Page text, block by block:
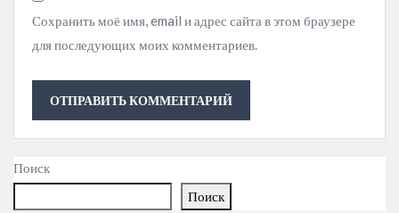
Сохранить моё имя, email и адрес сайта в этом браузере
для последующих моих комментариев.
Поиск
Поиск